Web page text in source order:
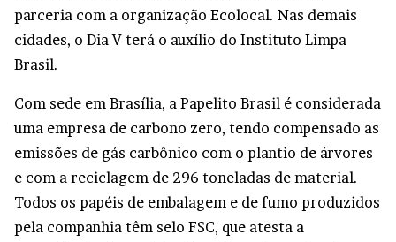
parceria com a organização Ecolocal. Nas demais
cidades, o Dia V terá o auxílio do Instituto Limpa
Brasil.
Com sede em Brasília, a Papelito Brasil é considerada
uma empresa de carbono zero, tendo compensado as
emissões de gás carbônico com o plantio de árvores
e com a reciclagem de 296 toneladas de material.
Todos os papéis de embalagem e de fumo produzidos
pela companhia têm selo FSC, que atesta a